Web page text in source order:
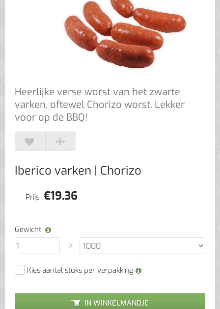
Heerlijke verse worst van het zwarte
varken, oftewel Chorizo worst. Lekker
voor op de BBQ!
Iberico varken | Chorizo
Prijs: €19.36
Gewicht
Kies aantal stuks per verpakking
IN WINKELMANDJE